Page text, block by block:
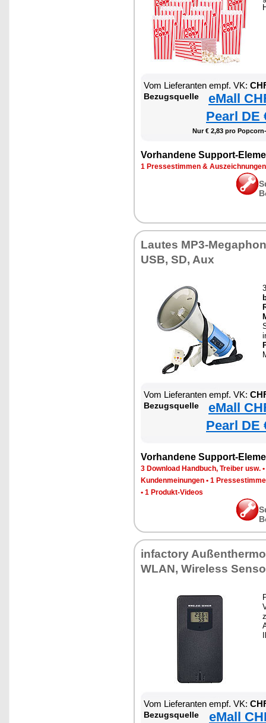
Vom Lieferanten empf. VK:
Bezugsquelle
eMall
Pearl DE
Nur € 2,83 pro
Vorhandene Support-
1 Pressestimmen & Auszeichnungen
Lautes MP3-
USB, SD, Aux
Vom Lieferanten empf. VK:
Bezugsquelle
eMall
Pearl DE
Vorhandene Support-
3 Download Handbuch, Treiber usw. •
Kundenmeinungen • 1
• 1 Produkt-Videos
infactory
WLAN, Wireless
Vom Lieferanten empf. VK:
Bezugsquelle eMall